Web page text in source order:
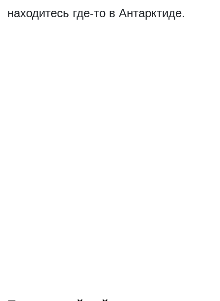
находитесь где-то в Антарктиде.